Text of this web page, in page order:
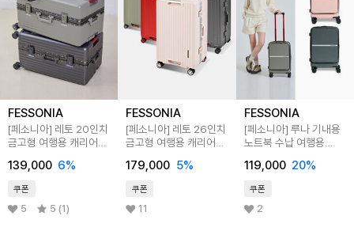
FESSONIA
[페소니아] 레토 20인치
금고형 여행용 캐리어
139,000 6%
쿠폰
5 5 (1)
FESSONIA
[페소니아] 레토 26인치
금고형 여행용 캐리어
179,000 5%
쿠폰
11
FESSONIA
[페소니아] 루나 기내용
노트북 수납 여행용
119,000 20%
쿠폰
2